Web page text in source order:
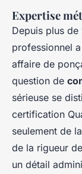
Expertise
Depuis plus
professionnel
affaire de
question de
sérieuse se
certification
seulement de
de la rigueur
un détail